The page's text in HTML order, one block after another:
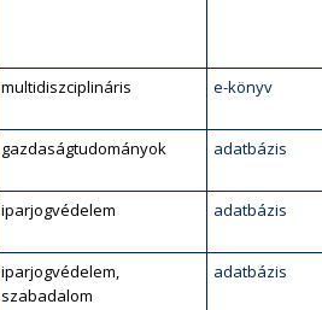
multidiszciplináris e-könyv
gazdaságtudományok adatbázis
iparjogvédelem adatbázis
iparjogvédelem,
szabadalom
adatbázis